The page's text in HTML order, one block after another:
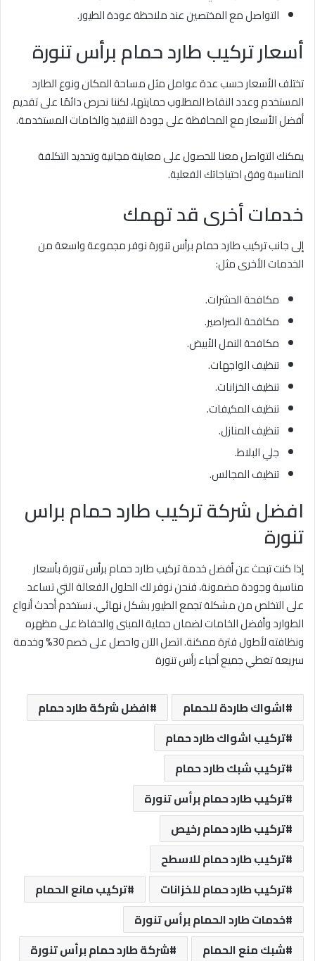
التواصل مع المختصين عند ملاحظة عودة الطيور.
أسعار تركيب طارد حمام برأس تنورة
تختلف الأسعار حسب عدة عوامل مثل مساحة المكان ونوع الطارد
المستخدم وعدد النقاط المطلوب حمايتها، لكننا نحرص دائمًا على تقديم
أفضل الأسعار مع المحافظة على جودة التنفيذ والخامات المستخدمة.
يمكنك التواصل معنا للحصول على معاينة مجانية وتحديد التكلفة
المناسبة وفق احتياجاتك الفعلية.
خدمات أخرى قد تهمك
إلى جانب تركيب طارد حمام برأس تنورة نوفر مجموعة واسعة من
الخدمات الأخرى مثل:
مكافحة الحشرات.
مكافحة الصراصير.
مكافحة النمل الأبيض.
تنظيف الواجهات.
تنظيف الخزانات.
تنظيف المكيفات.
تنظيف المنازل.
جلي البلاط.
تنظيف المجالس.
افضل شركة تركيب طارد حمام براس
تنورة
إذا كنت تبحث عن أفضل خدمة تركيب طارد حمام برأس تنورة بأسعار
مناسبة وجودة مضمونة، فنحن نوفر لك الحلول الفعالة التي تساعد
على التخلص من مشكلة تجمع الطيور بشكل نهائي. نستخدم أحدث أنواع
الطوارد وأفضل الخامات لضمان حماية المبنى والحفاظ على مظهره
ونظافته لأطول فترة ممكنة. اتصل الآن واحصل على خصم 30% وخدمة
سريعة تغطي جميع أحياء رأس تنورة
اشواك طاردة للحمام
افضل شركة طارد حمام
تركيب اشواك طارد حمام
تركيب شبك طارد حمام
تركيب طارد حمام برأس تنورة
تركيب طارد حمام رخيص
تركيب طارد حمام للاسطح
تركيب طارد حمام للخزانات
تركيب مانع الحمام
خدمات طارد الحمام برأس تنورة
شبك منع الحمام
شركة طارد حمام برأس تنورة